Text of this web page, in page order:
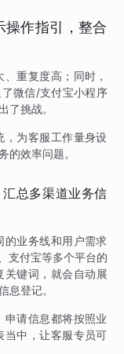
操作指引，整合
重复度高；同时，
微信/支付宝小程序
了挑战。
，为客服工作量身设
的效率问题。
总多渠道业务信
的业务线和用户需求
支付宝等多个平台的
关键词，就会自动展
息登记。
请信息都将按照业
当中，让客服专员可